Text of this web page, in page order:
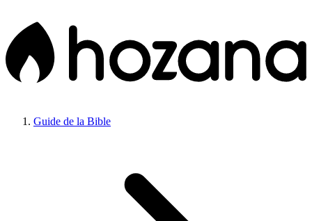
Guide de la Bible